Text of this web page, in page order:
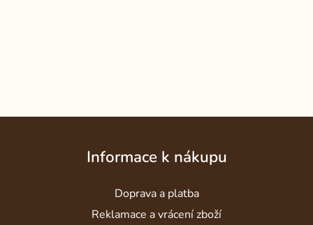
Informace k nákupu
Doprava a platba
Reklamace a vrácení zboží